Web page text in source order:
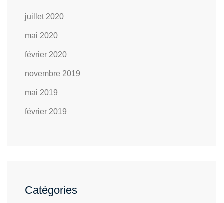
juillet 2020
mai 2020
février 2020
novembre 2019
mai 2019
février 2019
Catégories